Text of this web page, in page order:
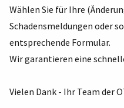
Wählen Sie für Ihre
Schadensmeldungen oder
entsprechende Formular.
Wir garantieren eine
Vielen Dank - Ihr Team der